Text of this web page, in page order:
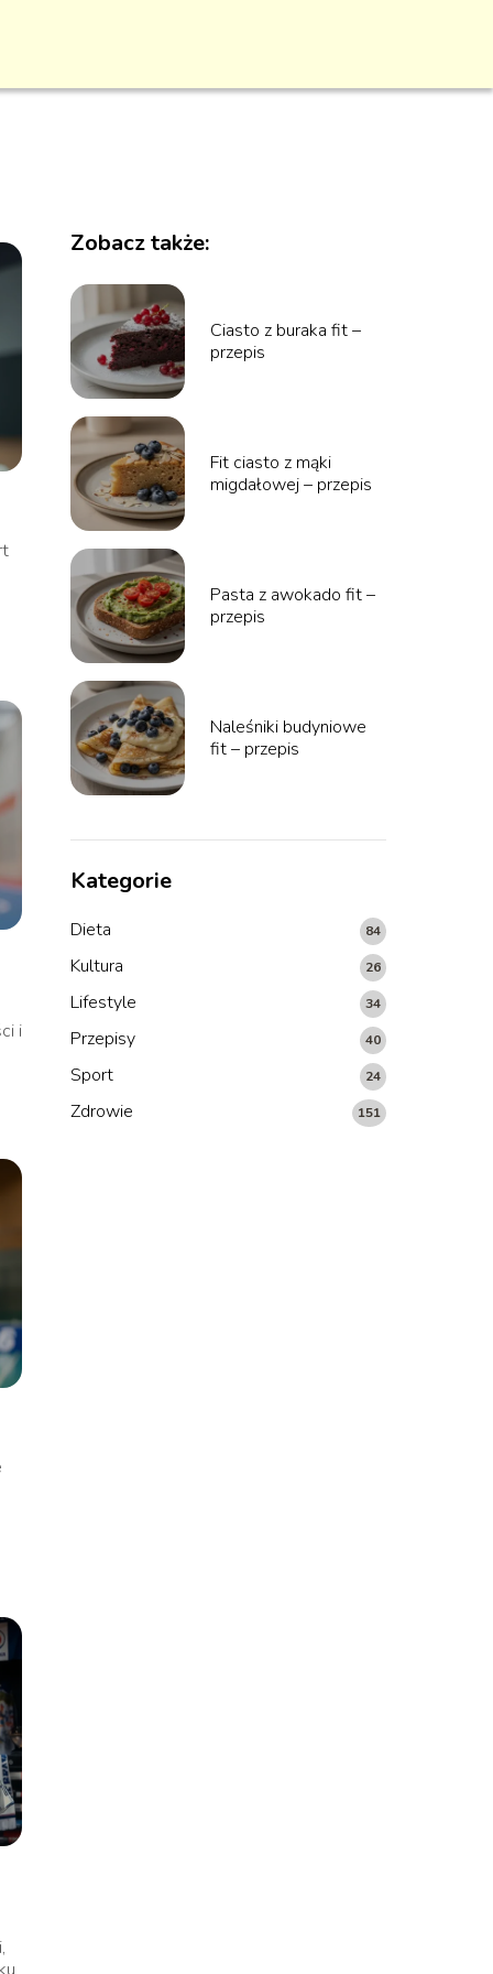
i
Zobacz także:
Ciasto z buraka fit –
przepis
Fit ciasto z mąki
migdałowej – przepis
Pasta z awokado fit –
przepis
Naleśniki budyniowe
fit – przepis
Kategorie
Dieta 84
Kultura 26
Lifestyle 34
Przepisy 40
Sport 24
Zdrowie 151